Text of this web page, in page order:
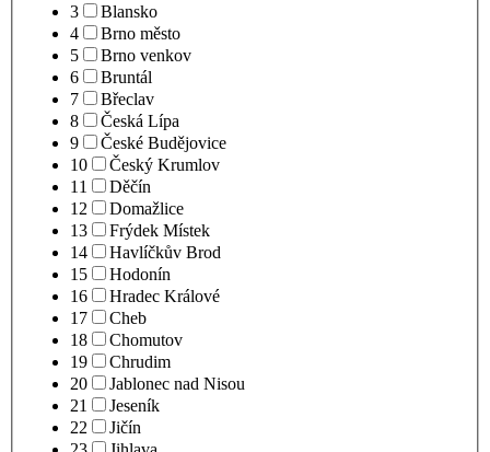
3
Blansko
4
Brno město
5
Brno venkov
6
Bruntál
7
Břeclav
8
Česká Lípa
9
České Budějovice
10
Český Krumlov
11
Děčín
12
Domažlice
13
Frýdek Místek
14
Havlíčkův Brod
15
Hodonín
16
Hradec Králové
17
Cheb
18
Chomutov
19
Chrudim
20
Jablonec nad Nisou
21
Jeseník
22
Jičín